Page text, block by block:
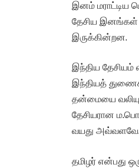
இனம் மராட்டிய
தேசிய இனங்கள்
இருக்கின்றன.
இந்திய தேசியம்
இந்தியத்
தன்மையை
தேசியரான
வயது
தமிழர் என்பது